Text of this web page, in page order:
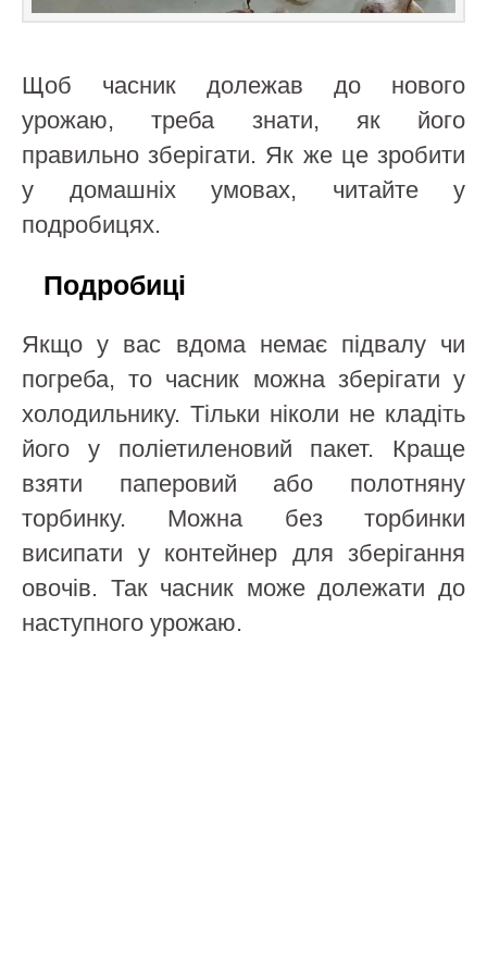
Щоб часник долежав до нового
урожаю, треба знати, як його
правильно зберігати. Як же це зробити
у домашніх умовах, читайте у
подробицях.
Подробиці
Якщо у вас вдома немає підвалу чи
погреба, то часник можна зберігати у
холодильнику. Тільки ніколи не кладіть
його у поліетиленовий пакет. Краще
взяти паперовий або полотняну
торбинку. Можна без торбинки
висипати у контейнер для зберігання
овочів. Так часник може долежати до
наступного урожаю.